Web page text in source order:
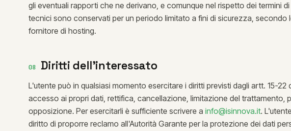
gli eventuali rapporti che ne derivano, e comunque nel rispetto dei termini di
tecnici sono conservati per un periodo limitato a fini di sicurezza, secondo
fornitore di hosting.
08 Diritti dell'interessato
L'utente può in qualsiasi momento esercitare i diritti previsti dagli artt. 15-22
accesso ai propri dati, rettifica, cancellazione, limitazione del trattamento,
opposizione. Per esercitarli è sufficiente scrivere a info@isinnova.it.
diritto di proporre reclamo all'Autorità Garante per la protezione dei dati